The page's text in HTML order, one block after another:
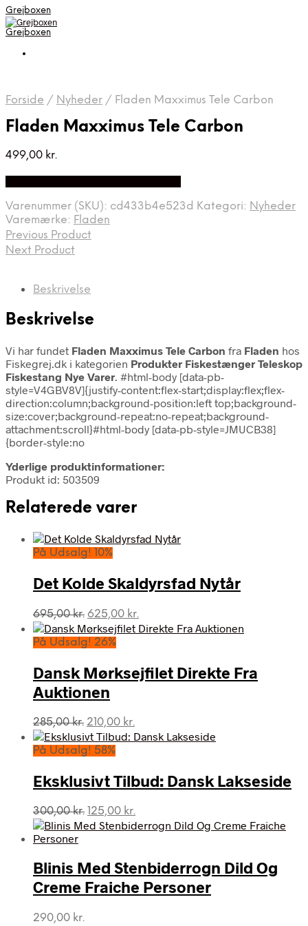
Grejboxen
Grejboxen
Forside / Nyheder / Fladen Maxximus Tele Carbon
Fladen Maxximus Tele Carbon
499,00 kr.
Varenummer (SKU): cd433b4e523d Kategori: Nyheder
Varemærke: Fladen
Previous Product
Next Product
Beskrivelse
Beskrivelse
Vi har fundet Fladen Maxximus Tele Carbon fra Fladen hos
Fiskegrej.dk i kategorien Produkter Fiskestænger Teleskop
Fiskestang Nye Varer. #html-body [data-pb-
style=V4GBV8V]{justify-content:flex-start;display:flex;flex-
direction:column;background-position:left top;background-
size:cover;background-repeat:no-repeat;background-
attachment:scroll}#html-body [data-pb-style=JMUCB38]
{border-style:no
Yderlige produktinformationer:
Produkt id: 503509
Relaterede varer
På Udsalg! 10%
Det Kolde Skaldyrsfad Nytår
695,00kr. Den
oprindelige
pris
695,00 kr..
625,00 kr.
aktuelle
625,00 kr..
På Udsalg! 26%
Dansk Mørksejfilet Direkte Fra
Auktionen
285,00kr. Den
oprindelige
pris
285,00 kr..
210,00 kr.
aktuelle
210,00 kr..
På Udsalg! 58%
Eksklusivt Tilbud: Dansk Lakseside
300,00kr. Den
oprindelige
300,00 kr..
125,00 kr.
aktuelle
125,00 kr..
Blinis Med Stenbiderrogn Dild Og
Creme Fraiche Personer
290,00 kr.